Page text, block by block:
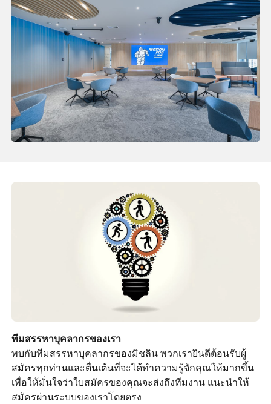
ทีมสรรหาบุคลากรของเรา
พบกับทีมสรรหาบุคลากรของมิชลิน พวกเรายินดีต้อนรับผู้
สมัครทุกท่านและตื่นเต้นที่จะได้ทำความรู้จักคุณให้มากขึ้น
เพื่อให้มั่นใจว่าใบสมัครของคุณจะส่งถึงทีมงาน แนะนำให้
สมัครผ่านระบบของเราโดยตรง